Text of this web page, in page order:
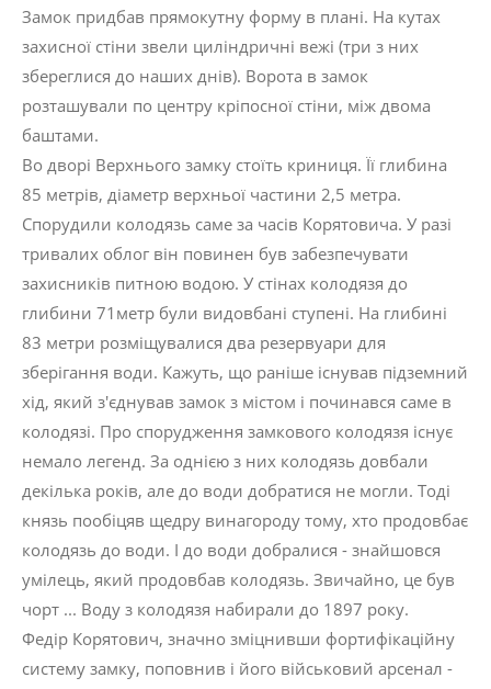
Замок придбав прямокутну форму в плані. На кутах
захисної стіни звели циліндричні вежі (три з них
збереглися до наших днів). Ворота в замок
розташували по центру кріпосної стіни, між двома
баштами.
Во дворі Верхнього замку стоїть криниця. Її глибина
85 метрів, діаметр верхньої частини 2,5 метра.
Спорудили колодязь саме за часів Корятовича. У разі
тривалих облог він повинен був забезпечувати
захисників питною водою. У стінах колодязя до
глибини 71метр були видовбані ступені. На глибині
83 метри розміщувалися два резервуари для
зберігання води. Кажуть, що раніше існував підземний
хід, який з'єднував замок з містом і починався саме в
колодязі. Про спорудження замкового колодязя існує
немало легенд. За однією з них колодязь довбали
декілька років, але до води добратися не могли. Тоді
князь пообіцяв щедру винагороду тому, хто продовбає
колодязь до води. І до води добралися - знайшовся
умілець, який продовбав колодязь. Звичайно, це був
чорт ... Воду з колодязя набирали до 1897 року.
Федір Корятович, значно зміцнивши фортифікаційну
систему замку, поповнив і його військовий арсенал -